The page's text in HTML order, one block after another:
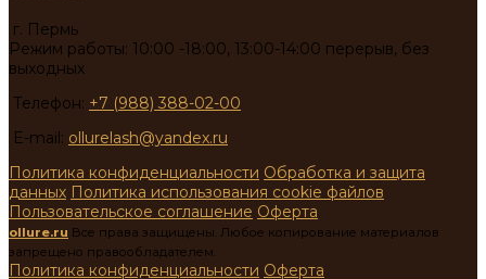
г. Пермь
Режим работы: 10:00 -18:00, 13:00-14:00 перерыв, без
выходных
Телефон: +7 (988) 388-02-00
E-mail: ollurelash@yandex.ru
Политика конфиденциальности Обработка и защита
данных Политика использования cookie файлов
Пользовательское соглашение Оферта
ollure.ru Все права защищены. Любое копирование материалов
запрещено правообладателем.
Политика конфиденциальности Оферта